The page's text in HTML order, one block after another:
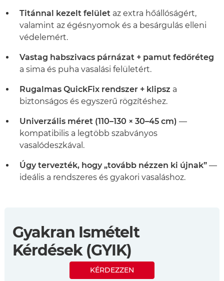
Titánnal kezelt felület az extra hőállóságért,
valamint az égésnyomok és a besárgulás elleni
védelemért.
Vastag habszivacs párnázat + pamut fedőréteg
a sima és puha vasalási felületért.
Rugalmas QuickFix rendszer + klipsz a
biztonságos és egyszerű rögzítéshez.
Univerzális méret (110–130 × 30–45 cm) —
kompatibilis a legtöbb szabványos
vasalódeszkával.
Úgy tervezték, hogy „tovább nézzen ki újnak” —
ideális a rendszeres és gyakori vasaláshoz.
Gyakran Ismételt
Kérdések (GYIK)
KÉRDEZZEN